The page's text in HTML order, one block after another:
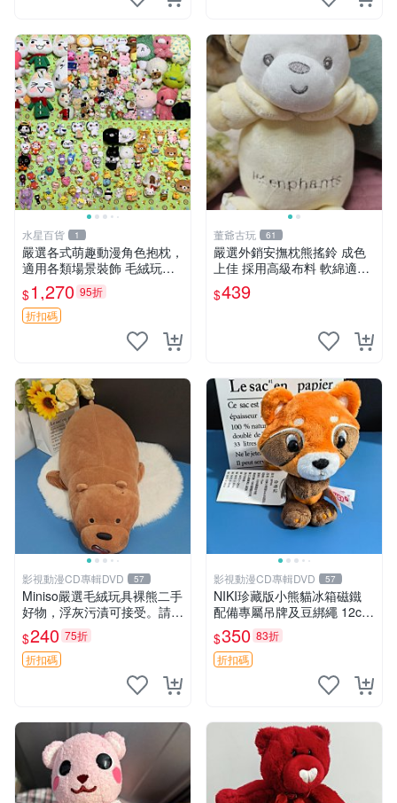
水星百貨 1
嚴選各式萌趣動漫角色抱枕，
適用各類場景裝飾 毛絨玩
具、卡通抱枕、趣味玩偶
$1,270 95折
折扣碼
董爺古玩 61
嚴選外銷安撫枕熊搖鈴 成色
上佳 採用高級布料 軟綿適合
收藏 安心選購 安撫枕 熊玩具
搖鈴
$439
影視動漫CD專輯DVD 57
Miniso嚴選毛絨玩具裸熊二手
好物，浮灰污漬可接受。請詳
閱照片再下單，售出不退不
換。全新品相收藏推薦。 裸
熊 毛絨玩具 收藏
$240 75折
折扣碼
影視動漫CD專輯DVD 57
NIKI珍藏版小熊貓冰箱磁鐵
配備專屬吊牌及豆綁繩 12cm
廢品嚴選 好評推薦 小熊貓冰
箱貼 磁鐵掛件 冰箱飾品
$350 83折
折扣碼